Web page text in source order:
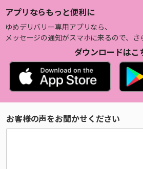
アプリならもっと便利に
ゆめデリバリー専用アプリなら、
メッセージの通知がスマホに来るので、さ
ダウンロードはこ
お客様の声をお聞かせください